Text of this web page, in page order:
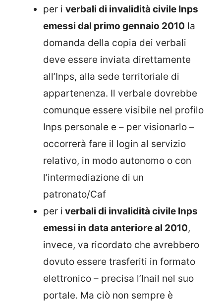
per i verbali di invalidità civile Inps
emessi dal primo gennaio 2010 la
domanda della copia dei verbali
deve essere inviata direttamente
all’Inps, alla sede territoriale di
appartenenza. Il verbale dovrebbe
comunque essere visibile nel profilo
Inps personale e – per visionarlo –
occorrerà fare il login al servizio
relativo, in modo autonomo o con
l’intermediazione di un
patronato/Caf
per i verbali di invalidità civile Inps
emessi in data anteriore al 2010,
invece, va ricordato che avrebbero
dovuto essere trasferiti in formato
elettronico – precisa l’Inail nel suo
portale. Ma ciò non sempre è